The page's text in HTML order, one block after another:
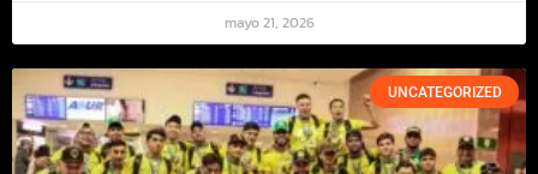
mayo 21, 2026
UNCATEGORIZED